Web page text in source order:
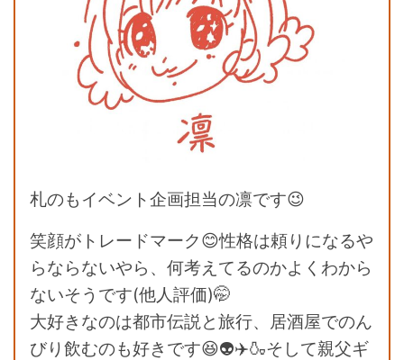
札のもイベント企画担当の凛です😉
笑顔がトレードマーク😊性格は頼りになるや
らならないやら、何考えてるのかよくわから
ないそうです(他人評価)🤭
大好きなのは都市伝説と旅行、居酒屋でのん
びり飲むのも好きです😆👽✈️🍶そして親父ギ